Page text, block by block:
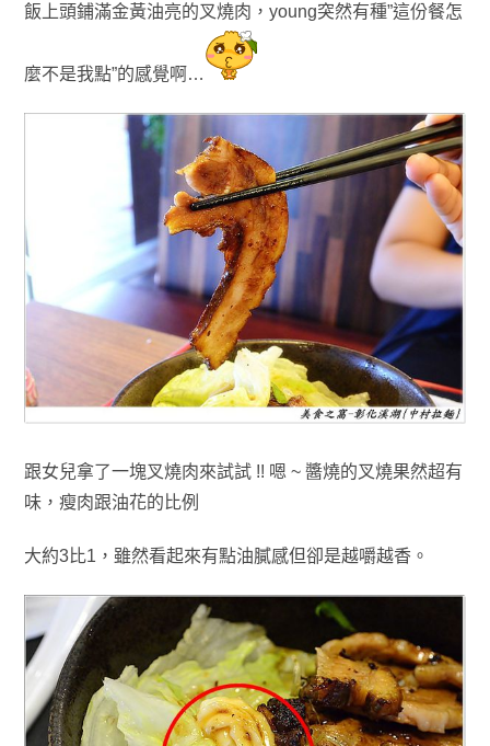
飯上頭鋪滿金黃油亮的叉燒肉 ，young突然有種”這份餐怎
麼不是我點”的感覺啊…
跟女兒拿了一塊叉燒肉來試試 !! 嗯 ~ 醬燒的叉燒果然超有
味， 瘦肉跟油花的比例
大約3比1 ， 雖然看起來有點油膩感但卻是越嚼越香 。